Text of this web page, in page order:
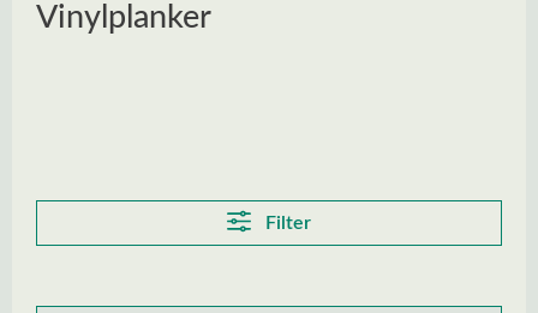
Vinylplanker
Filter